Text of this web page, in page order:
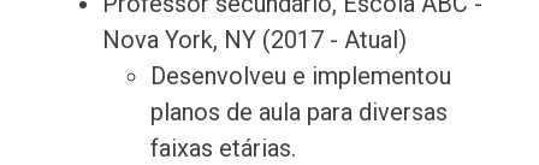
Nova York, NY (2017 - Atual)
Desenvolveu e implementou
planos de aula para diversas
faixas etárias.